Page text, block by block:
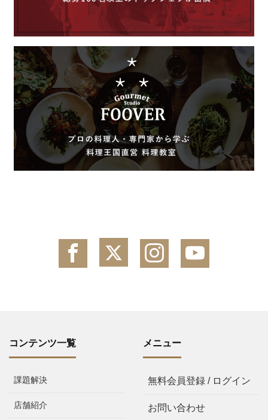
コンテンツ一覧
課題解決
店舗紹介
メニュー
無料会員登録 / ログイン
お問い合わせ